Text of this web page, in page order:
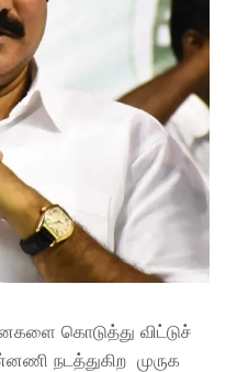
கொடுத்து விட்டுச்
நடத்துகிற முருக